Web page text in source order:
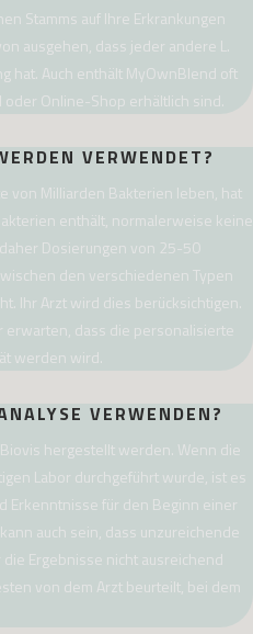
Stamms auf Ihre Erkrankungen
ausgehen, dass jeder andere L.
hat. Auch enthält MyOwnBlend oft
Online-Shop erhältlich sind.
VERWENDET?
von Milliarden Bakterien leben, hat
enthält, normalerweise keine
Dosierungen von 25-50
den verschiedenen Typen
Ihr Arzt wird dies berücksichtigen.
erwarten, dass die personalisierte
werden wird.
VERWENDEN?
hergestellt werden. Wenn die
Labor durchgeführt wurde, ist es
Erkenntnisse für den Beginn einer
auch sein, dass unzureichende
Ergebnisse nicht ausreichend
von dem Arzt beurteilt, bei dem